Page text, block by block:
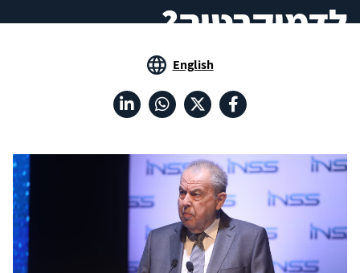
לדמוקרטיה?
English